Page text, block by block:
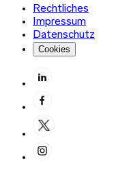
Rechtliches
Impressum
Datenschutz
Cookies